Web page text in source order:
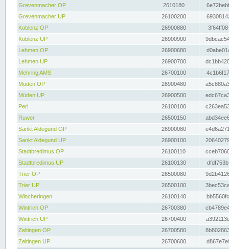
Grevenmacher OP
2610180
Grevenmacher UP
26100200
Koblenz OP
26900880
Koblenz UP
26900900
Lehmen OP
26900680
Lehmen UP
26900700
Mehring AMS
26700100
Müden OP
26900480
Müden UP
26900500
Perl
26100100
Ruwer
26500150
Sankt Aldegund OP
26900080
Sankt Aldegund UP
26900100
Stadtbredimus OP
26100110
Stadtbredimus UP
26100130
Trier OP
26500080
Trier UP
26500100
Wincheringen
26100140
Wintrich OP
26700380
Wintrich UP
26700400
Zeltingen OP
26700580
Zeltingen UP
26700600